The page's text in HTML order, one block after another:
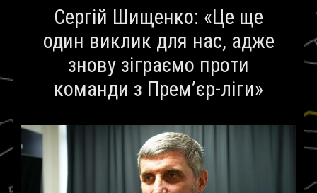
Сергій Шищенко: «Це ще
один виклик для нас, адже
знову зіграємо проти
команди з Прем’єр-ліги»